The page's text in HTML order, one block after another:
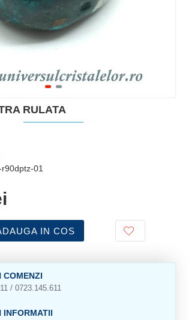
RULATA
r90dptz-01
IN COS
COMENZI
/ 0723.145.611
INFORMATII